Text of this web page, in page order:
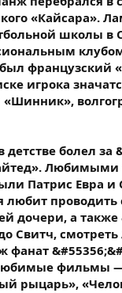
«Кайсара».
школы в
французский
игрока
«Шинник»,
болел за
Любимыми
Патрис Евра и
любит проводить
дочери, а
Свитч,
фанат
фильмы
рыцарь»,